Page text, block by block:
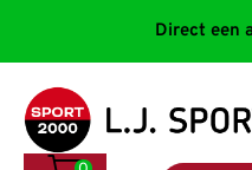
Direct een